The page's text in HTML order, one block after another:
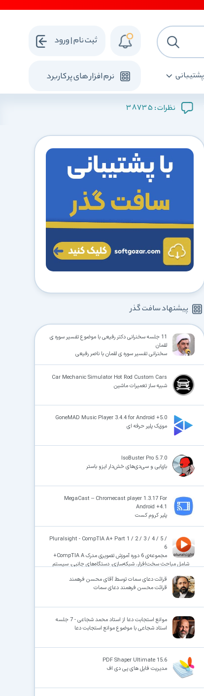
پشتیبانی نرم افزار های پرکاربرد
ثبت نام | ورود
نظرات : 38735
پیشنهاد سافت گذر
11 جلسه سخنرانی دکتر رفیعی با موضوع تفسیر سوره ی
لقمان
سخنرانی تفسیر سوره ی لقمان با ناصر رفیعی
Car Mechanic Simulator Hot Rod Custom Cars
شبیه ساز تعمیرات ماشین
GoneMAD Music Player 3.4.4 for Android +5.0
موزیک پلیر حرفه ای
IsoBuster Pro 5.7.0
بازیابی و سی‌دی‌های خش‌دار ایزو باستر
MegaCast – Chromecast player 1.3.17 For
Android +4.1
پلیر کروم کست
Pluralsight - CompTIA A+ Part 1 / 2 / 3 / 4 / 5 /
6
مجموعه‌ی 6 دوره آموزش تصویری مدرک CompTIA A+
شامل مباحث سخت‌افزار، شبکه‌سازی، دستگاه‌های جانبی، سیستم
ساخت کامپیوترقرائت دعای سمات توسط آقای محسن فرهمند
قرائت محسن فرهمند دعای سمات
موانع استجابت دعا از استاد محمد شجاعی - 7 جلسه
استاد شجاعی با موضوع موانع استجابت دعا
PDF Shaper Ultimate 15.6
مدیریت فایل های پی دی اف